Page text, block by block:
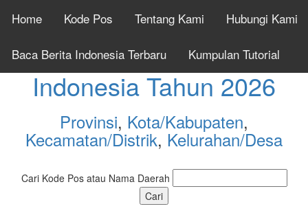
Home Kode Pos Tentang Kami Hubungi Kami
Baca Berita Indonesia Terbaru Kumpulan Tutorial
Cek Kode Pos Seluruh
Indonesia Tahun 2026
Provinsi, Kota/Kabupaten,
Kecamatan/Distrik, Kelurahan/Desa
Cari Kode Pos atau Nama Daerah